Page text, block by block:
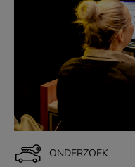
ONDERZOEK